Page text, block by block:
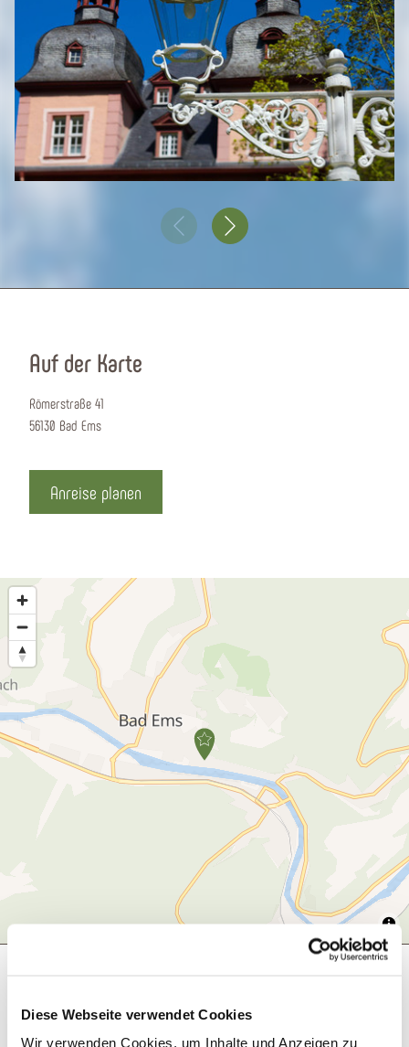
Diese Webseite verwendet Cookies
Wir verwenden Cookies, um Inhalte und Anzeigen zu
Auf der Karte
Römerstraße 41
56130 Bad Ems
Anreise planen